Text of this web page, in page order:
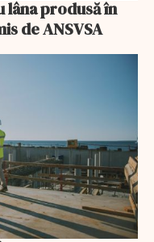
de ANSVSA